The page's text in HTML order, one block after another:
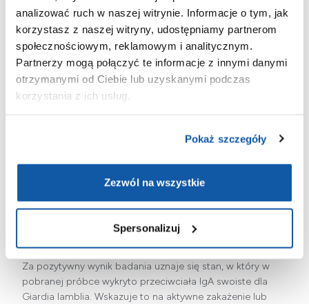
analizować ruch w naszej witrynie. Informacje o tym, jak
korzystasz z naszej witryny, udostępniamy partnerom
społecznościowym, reklamowym i analitycznym.
Partnerzy mogą połączyć te informacje z innymi danymi
otrzymanymi od Ciebie lub uzyskanymi podczas
korzystania z ich usług.
Pokaż szczegóły
Zezwól na wszystkie
Spersonalizuj
na czczo.
Pacjent powinien poinformować lekarza o
stosowanych lekach. Lekarz ocenia, czy
przyjmowane substancje mogą wpływać na
wyniki badania i w razie potrzeby zleca
W niektórych przypadkach dodatkowo analizuje
obecności cyst lub trofozoitów.
Interpretacja wyników
Za pozytywny wynik badania uznaje się stan, w który w
pobranej próbce wykryto przeciwciała IgA swoiste dla
Giardia lamblia. Wskazuje to na aktywne zakażenie lub